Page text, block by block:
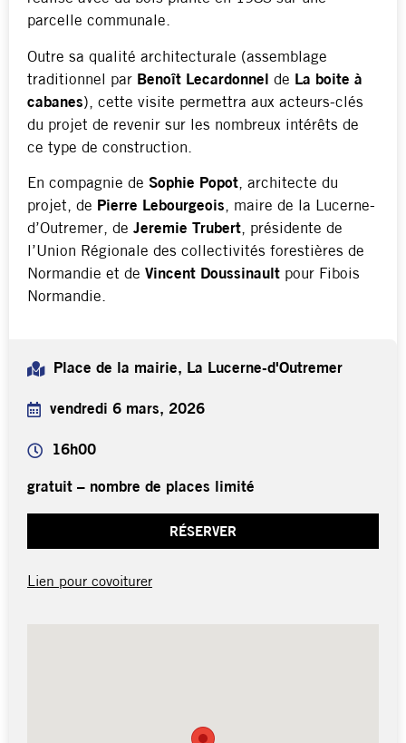
parcelle communale.
Outre sa qualité architecturale (assemblage
traditionnel par Benoît Lecardonnel de La boite à
cabanes), cette visite permettra aux acteurs-clés
du projet de revenir sur les nombreux intérêts de
ce type de construction.
En compagnie de Sophie Popot, architecte du
projet, de Pierre Lebourgeois, maire de la Lucerne-
d’Outremer, de Jeremie Trubert, présidente de
l’Union Régionale des collectivités forestières de
Normandie et de Vincent Doussinault pour Fibois
Normandie.
Place de la mairie, La Lucerne-d'Outremer
vendredi 6 mars, 2026
16h00
gratuit – nombre de places limité
RÉSERVER
Lien pour covoiturer